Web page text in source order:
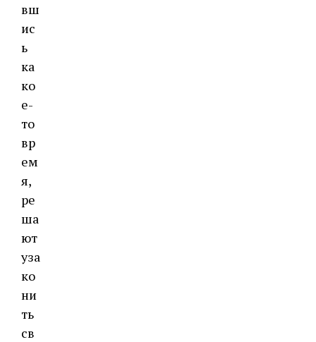
вш
ис
ь
ка
ко
е-
то
вр
ем
я,
ре
ша
ют
уза
ко
ни
ть
св